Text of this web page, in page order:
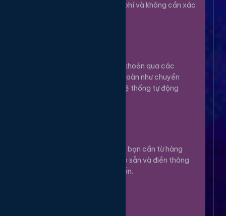
Hoàn toàn miễn phí và không cần xác
Nạp tiền vào tài khoản qua các
phương thức an toàn như chuyển
khoản, Momo... Hệ thống tự động
Lựa chọn dịch vụ bạn cần từ hàng
ngàn tùy chọn có sẵn và điền thông
tin theo hướng dẫn.